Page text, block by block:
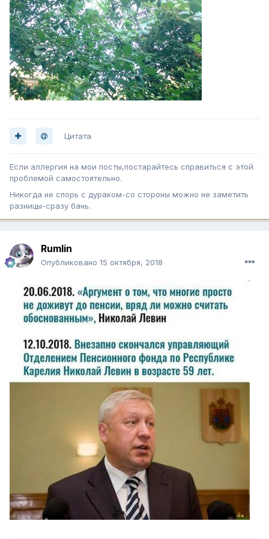
Цитата
Если аллергия на мои посты,постарайтесь справиться с этой
проблемой самостоятельно.
Никогда не спорь с дураком-со стороны можно не заметить
разницы-сразу бань.
Rumlin
Опубликовано 15 октября, 2018